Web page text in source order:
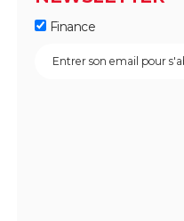
Finance